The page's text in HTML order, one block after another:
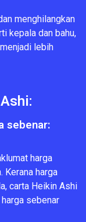
menghilangkan
kepala dan bahu,
lebih
sebenar:
harga
Kerana harga
carta Heikin Ashi
sebenar